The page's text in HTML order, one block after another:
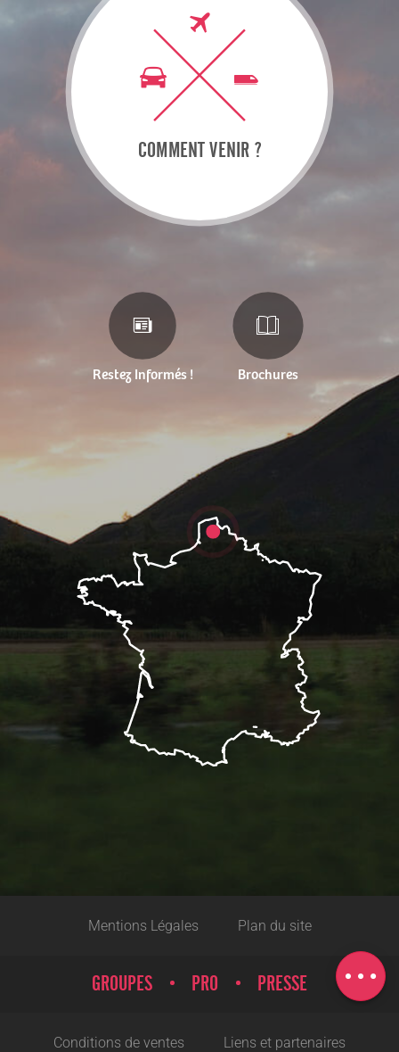
Carte
COMMENT VENIR ?
Restez Informés ! Brochures
Mentions Légales Plan du site
GROUPES PRO PRESSE
Conditions de ventes Liens et partenaires